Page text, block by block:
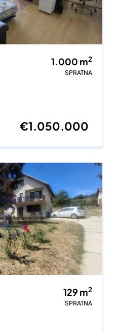
1.000 m2
SPRATNA
€1.050.000
129 m2
SPRATNA